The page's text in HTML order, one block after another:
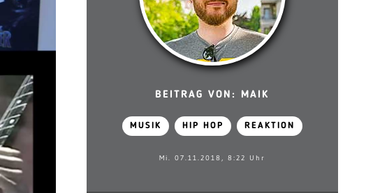
BEITRAG VON: MAIK
MUSIK HIP HOP REAKTION
Mi. 07.11.2018, 8:22 Uhr